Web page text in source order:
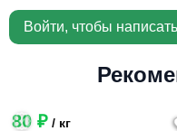
Войти, чтобы написать
80 ₽ / кг